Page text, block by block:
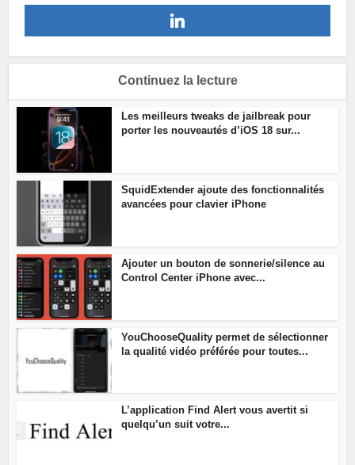
Continuez la lecture
Les meilleurs tweaks de jailbreak pour
porter les nouveautés d’iOS 18 sur...
SquidExtender ajoute des fonctionnalités
avancées pour clavier iPhone
Ajouter un bouton de sonnerie/silence au
Control Center iPhone avec...
YouChooseQuality permet de sélectionner
la qualité vidéo préférée pour toutes...
L’application Find Alert vous avertit si
quelqu’un suit votre...